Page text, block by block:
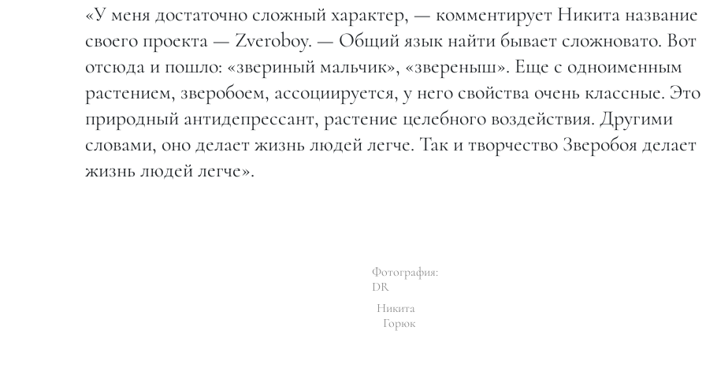
«У меня достаточно сложный характер, — комментирует Никита название
своего проекта — Zveroboy. — Общий язык найти бывает сложновато. Вот
отсюда и пошло: «звериный мальчик», «звереныш». Еще с одноименным
растением, зверобоем, ассоциируется, у него свойства очень классные. Это
природный антидепрессант, растение целебного воздействия. Другими
словами, оно делает жизнь людей легче. Так и творчество Зверобоя делает
жизнь людей легче».
Фотография:
DR
Никита
Горюк